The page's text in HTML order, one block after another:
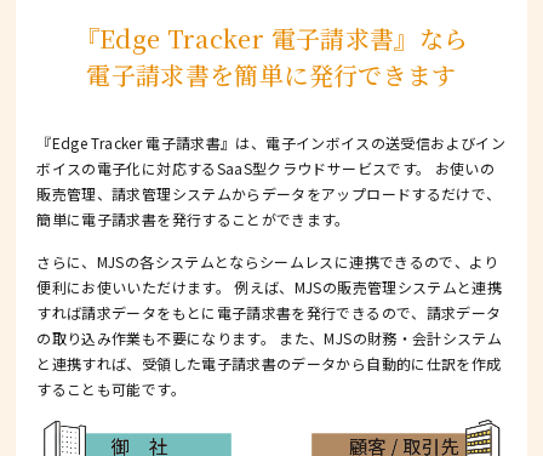
『Edge Tracker 電子請求書』なら
電子請求書を簡単に発行できます
『Edge Tracker 電子請求書』は、電子インボイスの送受信およびイン
ボイスの電子化に対応するSaaS型クラウドサービスです。
お使いの
販売管理、請求管理システムからデータをアップロードするだけで、
簡単に電子請求書を発行することができます。
さらに、MJSの各システムとならシームレスに連携できるので、より
便利にお使いいただけます。
例えば、MJSの販売管理システムと連携
すれば請求データをもとに電子請求書を発行できるので、請求データ
の取り込み作業も不要になります。
また、MJSの財務・会計システム
と連携すれば、受領した電子請求書のデータから自動的に仕訳を作成
することも可能です。